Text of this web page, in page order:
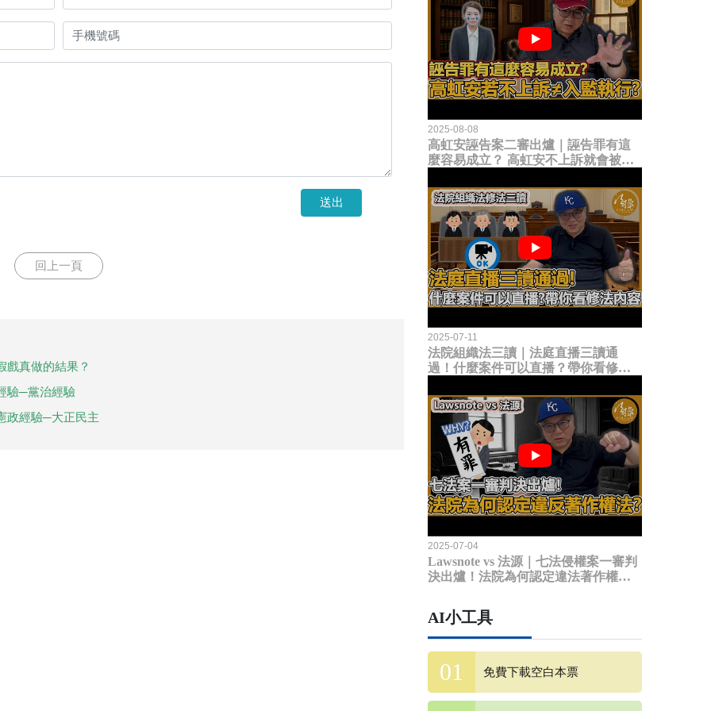
送出
回上一頁
戲真做的結果？
驗─黨治經驗
政經驗─大正民主
2025-08-08
高虹安誣告案二審出爐｜誣告罪有這
麼容易成立？ 高虹安不上訴就會被
2025-07-11
法院組織法三讀｜法庭直播三讀通
過！什麼案件可以直播？帶你看修法
2025-07-04
Lawsnote vs 法源｜七法侵權案一審判
決出爐！法院為何認定違法著作權
AI小工具
免費下載空白本票